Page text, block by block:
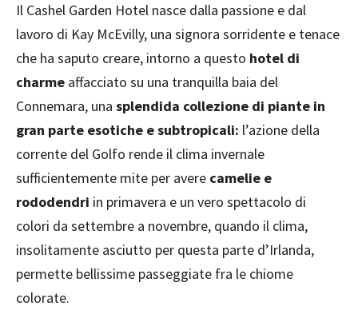
Il Cashel Garden Hotel nasce dalla passione e dal
lavoro di Kay McEvilly, una signora sorridente e tenace
che ha saputo creare, intorno a questo hotel di
charme affacciato su una tranquilla baia del
Connemara, una splendida collezione di piante in
gran parte esotiche e subtropicali: l’azione della
corrente del Golfo rende il clima invernale
sufficientemente mite per avere camelie e
rododendri in primavera e un vero spettacolo di
colori da settembre a novembre, quando il clima,
insolitamente asciutto per questa parte d’Irlanda,
permette bellissime passeggiate fra le chiome
colorate.